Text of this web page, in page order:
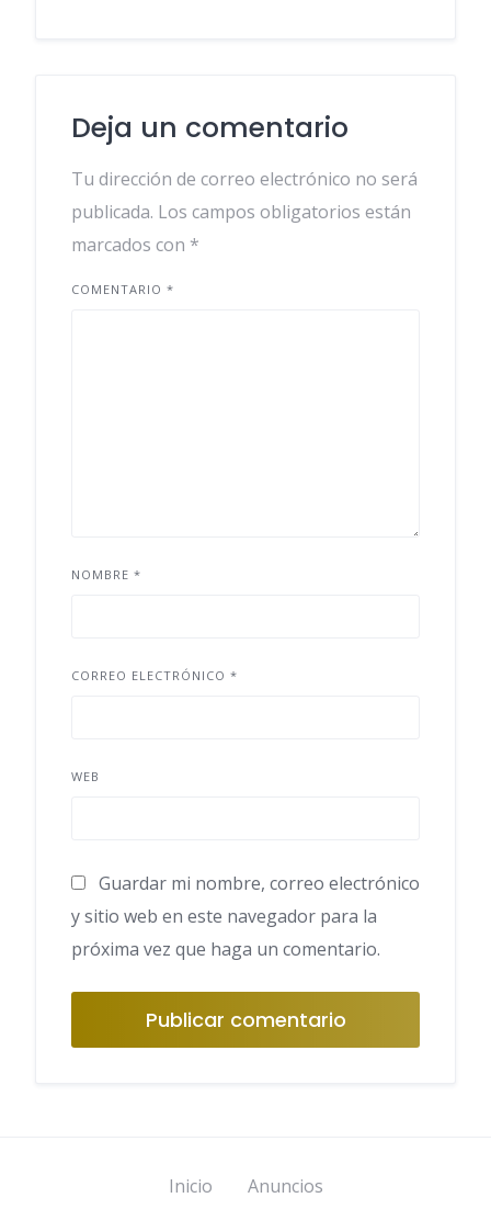
Deja un comentario
Tu dirección de correo electrónico no será
publicada. Los campos obligatorios están
marcados con *
COMENTARIO *
NOMBRE *
CORREO ELECTRÓNICO *
WEB
Guardar mi nombre, correo electrónico
y sitio web en este navegador para la
próxima vez que haga un comentario.
Inicio Anuncios